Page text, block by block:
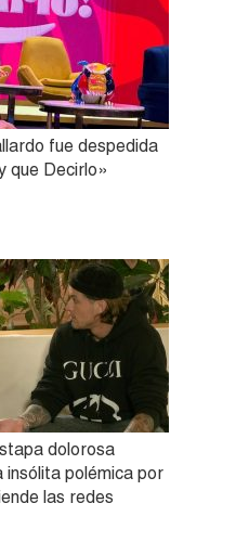
fue despedida
que Decirlo»
dolorosa
insólita polémica por
las redes